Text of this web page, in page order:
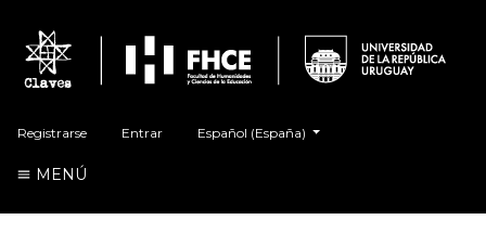
Registrarse Entrar Español (España)
MENÚ